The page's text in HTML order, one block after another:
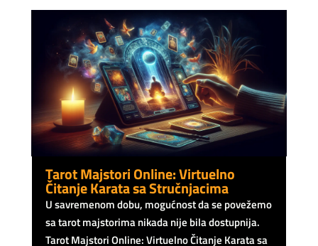
Tarot Majstori Online: Virtuelno
Čitanje Karata sa Stručnjacima
U savremenom dobu, mogućnost da se povežemo
sa tarot majstorima nikada nije bila dostupnija.
Tarot Majstori Online: Virtuelno Čitanje Karata sa